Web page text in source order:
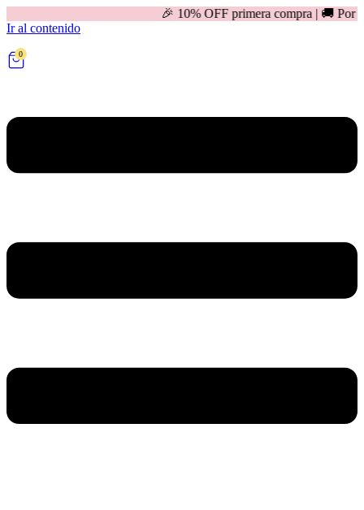
🎉 10% OFF primera compra | 🚚 Por compras
Ir al contenido
0